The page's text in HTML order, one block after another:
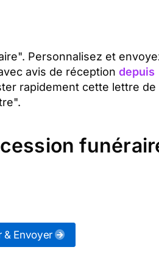
Personnalisez et
avis de réception depuis
rapidement cette lettre de
& Envoyer